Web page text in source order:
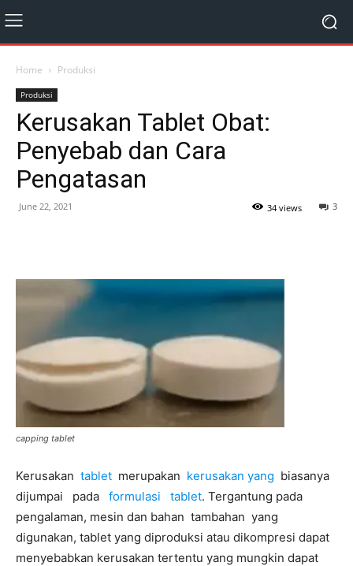
Home Produksi
Produksi
Kerusakan Tablet Obat:
Penyebab dan Cara
Pengatasan
June 22, 2021 3
34 views
capping tablet
Kerusakan tablet merupakan kerusakan yang biasanya
dijumpai pada formulasi tablet. Tergantung pada
pengalaman, mesin dan bahan tambahan yang
digunakan, tablet yang diproduksi atau dikompresi dapat
menyebabkan kerusakan tertentu yang mungkin dapat